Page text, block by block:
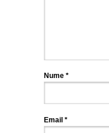
Nume *
Email *